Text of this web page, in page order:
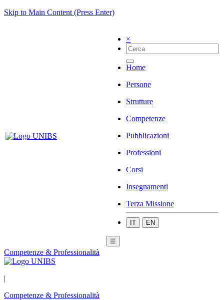
Skip to Main Content (Press Enter)
×
Home
Persone
Strutture
Competenze
Pubblicazioni
Professioni
Corsi
Insegnamenti
Terza Missione
IT EN
☰
Competenze & Professionalità
|
Competenze & Professionalità